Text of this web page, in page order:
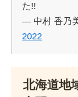
た!!
— 中村 香乃
2022
北海道地